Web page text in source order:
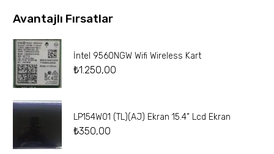
Avantajlı Fırsatlar
İntel 9560NGW Wifi Wireless Kart
₺1.250,00
LP154W01 (TL)(AJ) Ekran 15.4” Lcd Ekran
₺350,00